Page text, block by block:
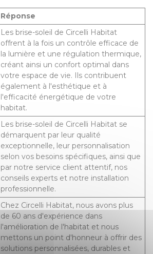
Réponse
Les brise-soleil de Circelli Habitat
offrent à la fois un contrôle efficace de
la lumière et une régulation thermique,
créant ainsi un confort optimal dans
votre espace de vie. Ils contribuent
également à l'esthétique et à
l'efficacité énergétique de votre
habitat.
Les brise-soleil de Circelli Habitat se
démarquent par leur qualité
exceptionnelle, leur personnalisation
selon vos besoins spécifiques, ainsi que
par notre service client attentif, nos
conseils experts et notre installation
professionnelle.
Chez Circelli Habitat, nous avons plus
de 60 ans d'expérience dans
l'amélioration de l'habitat et nous
mettons un point d'honneur à offrir des
solutions personnalisées, durables et